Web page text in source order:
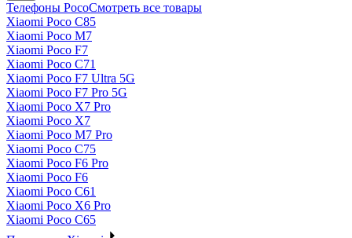
Телефоны PocoСмотреть все товары
Xiaomi Poco C85
Xiaomi Poco M7
Xiaomi Poco F7
Xiaomi Poco C71
Xiaomi Poco F7 Ultra 5G
Xiaomi Poco F7 Pro 5G
Xiaomi Poco X7 Pro
Xiaomi Poco X7
Xiaomi Poco M7 Pro
Xiaomi Poco C75
Xiaomi Poco F6 Pro
Xiaomi Poco F6
Xiaomi Poco C61
Xiaomi Poco X6 Pro
Xiaomi Poco C65